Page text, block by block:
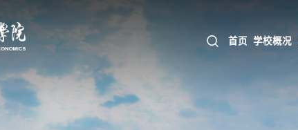
首页 学校概况